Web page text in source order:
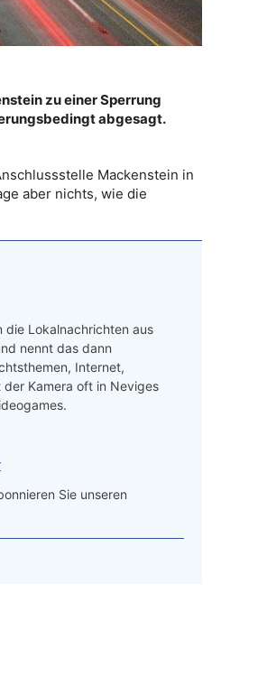
zu einer Sperrung
abgesagt.
Mackenstein in
aber nichts, wie die
Lokalnachrichten aus
nennt das dann
Internet,
Kamera oft in Neviges
Sie unseren